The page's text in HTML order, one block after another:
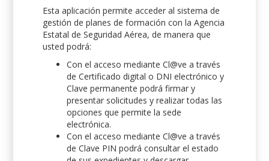
Esta aplicación permite acceder al sistema de
gestión de planes de formación con la Agencia
Estatal de Seguridad Aérea, de manera que
usted podrá:
Con el acceso mediante Cl@ve a través
de Certificado digital o DNI electrónico y
Clave permanente podrá firmar y
presentar solicitudes y realizar todas las
opciones que permite la sede
electrónica.
Con el acceso mediante Cl@ve a través
de Clave PIN podrá consultar el estado